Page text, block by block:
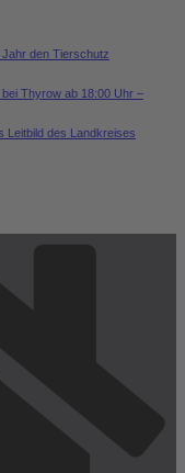
den Tierschutz
Thyrow ab 18:00 Uhr –
Leitbild des Landkreises